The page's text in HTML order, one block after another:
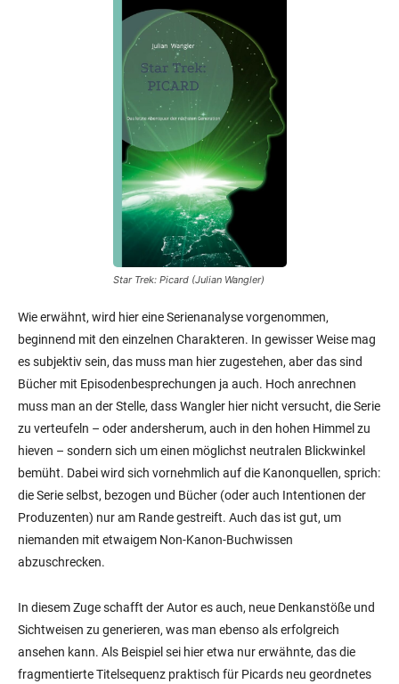
Star Trek: Picard (Julian Wangler)
Wie erwähnt, wird hier eine Serienanalyse vorgenommen,
beginnend mit den einzelnen Charakteren. In gewisser Weise mag
es subjektiv sein, das muss man hier zugestehen, aber das sind
Bücher mit Episodenbesprechungen ja auch. Hoch anrechnen
muss man an der Stelle, dass Wangler hier nicht versucht, die Serie
zu verteufeln – oder andersherum, auch in den hohen Himmel zu
hieven – sondern sich um einen möglichst neutralen Blickwinkel
bemüht. Dabei wird sich vornehmlich auf die Kanonquellen, sprich:
die Serie selbst, bezogen und Bücher (oder auch Intentionen der
Produzenten) nur am Rande gestreift. Auch das ist gut, um
niemanden mit etwaigem Non-Kanon-Buchwissen
abzuschrecken.
In diesem Zuge schafft der Autor es auch, neue Denkanstöße und
Sichtweisen zu generieren, was man ebenso als erfolgreich
ansehen kann. Als Beispiel sei hier etwa nur erwähnte, das die
fragmentierte Titelsequenz praktisch für Picards neu geordnetes